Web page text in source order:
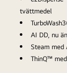
tvättmedel
AI DD, nu
Steam med
ThinQ™